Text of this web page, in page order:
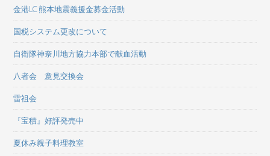
金港LC 熊本地震義援金募金活動
国税システム更改について
自衛隊神奈川地方協力本部で献血活動
八者会 意見交換会
雷祖会
『宝積』好評発売中
夏休み親子料理教室